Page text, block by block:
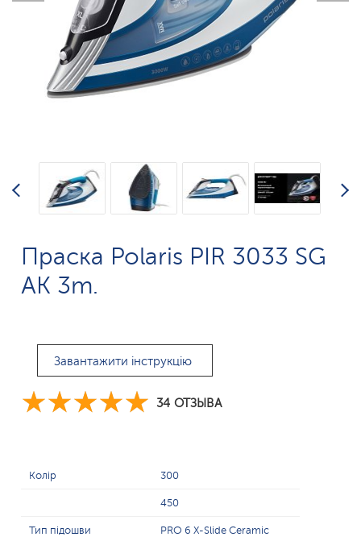
Праска Polaris PIR 3033 SG
AK 3m.
Завантажити інструкцію
34 ОТЗЫВА
Колір 300
450
Тип підошви PRO 6 X-Slide Ceramic